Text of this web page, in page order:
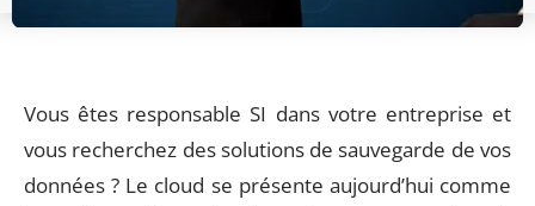
Vous êtes responsable SI dans votre entreprise et
vous recherchez des solutions de sauvegarde de vos
données ? Le cloud se présente aujourd’hui comme